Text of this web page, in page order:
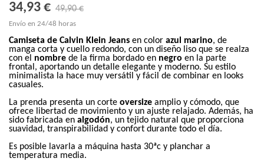
34,93 € 49,90 €
Envío en 24/48 horas
Camiseta de Calvin Klein Jeans en color azul marino, de
manga corta y cuello redondo, con un diseño liso que se realza
con el nombre de la firma bordado en negro en la parte
frontal, aportando un detalle elegante y moderno. Su estilo
minimalista la hace muy versátil y fácil de combinar en looks
casuales.
La prenda presenta un corte oversize amplio y cómodo, que
ofrece libertad de movimiento y un ajuste relajado. Además, ha
sido fabricada en algodón, un tejido natural que proporciona
suavidad, transpirabilidad y confort durante todo el día.
Es posible lavarla a máquina hasta 30ªc y planchar a
temperatura media.